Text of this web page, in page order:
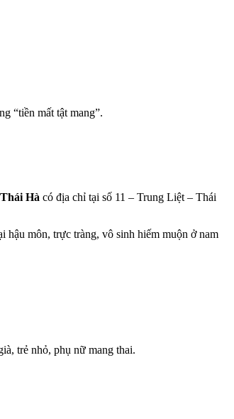
“tiền mất tật mang”.
Hà có địa chỉ tại số 11 – Trung Liệt – Thái
hậu môn, trực tràng, vô sinh hiếm muộn ở nam
trẻ nhỏ, phụ nữ mang thai.